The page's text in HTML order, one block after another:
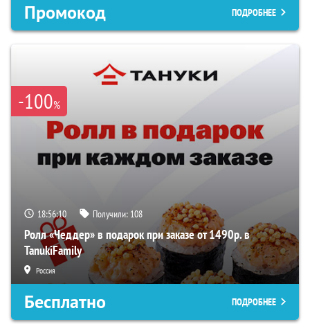
Промокод ПОДРОБНЕЕ
-100%
18:56:09 Получили: 108
Ролл «Чеддер» в подарок при заказе от 1490р. в
TanukiFamily
Россия
Бесплатно ПОДРОБНЕЕ